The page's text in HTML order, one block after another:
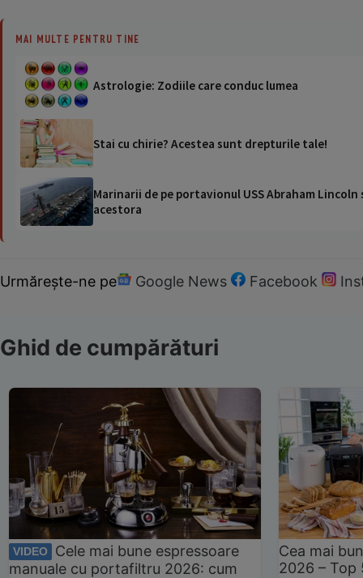
MAI MULTE PENTRU TINE
Astrologie: Zodiile care conduc lumea
Stai cu chirie? Acestea sunt drepturile tale!
Marinarii de pe portavionul USS Abraham
acestora
Urmărește-ne pe Google News Facebook
Ghid de cumpărături
VIDEO
Cele mai bune espressoare
manuale cu portafiltru 2026: cum
Cea mai
2026 –